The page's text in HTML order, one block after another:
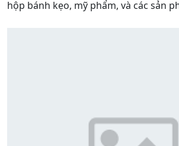
hộp bánh kẹo, mỹ phẩm, và các sản